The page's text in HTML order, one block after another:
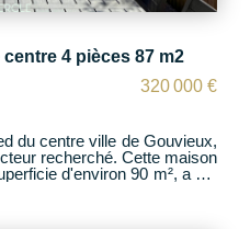
4 pièces 87 m2
320 000 €
du centre ville de Gouvieux,
recherché. Cette maison
d'environ 90 m², a été